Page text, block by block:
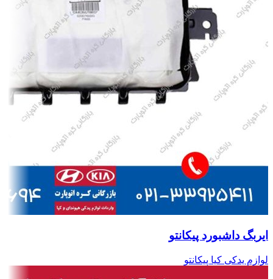
ایربگ داشبورد پیکانتو
لوازم یدکی کیا پیکانتو